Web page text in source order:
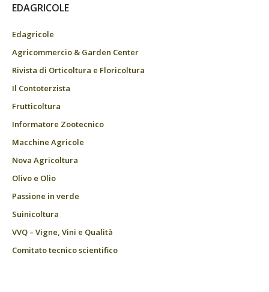
EDAGRICOLE
Edagricole
Agricommercio & Garden Center
Rivista di Orticoltura e Floricoltura
Il Contoterzista
Frutticoltura
Informatore Zootecnico
Macchine Agricole
Nova Agricoltura
Olivo e Olio
Passione in verde
Suinicoltura
VVQ – Vigne, Vini e Qualità
Comitato tecnico scientifico